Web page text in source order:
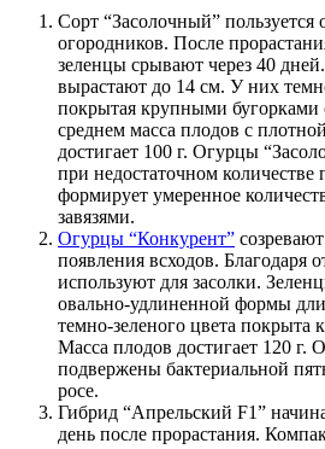
Сорт “Засолочный”
огородников. После
зеленцы срывают через 40
вырастают до 14 см. У них
покрытая крупными
среднем масса плодов с
достигает 100 г. Огурцы
при недостаточном количестве
формирует умеренное
завязями.
Огурцы “Конкурент”
появления всходов. Благодаря
используют для засолки.
овально-удлиненной формы
темно-зеленого цвета покрыта
Масса плодов достигает 120 г.
подвержены бактериальной
росе.
Гибрид “Апрельский F1”
день после прорастания.